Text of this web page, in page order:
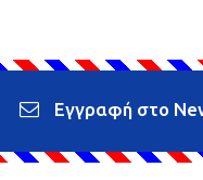
Εγγραφή στο